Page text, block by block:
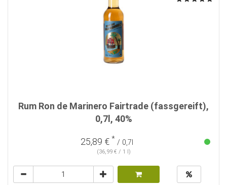
Rum Ron de Marinero Fairtrade (fassgereift),
0,7l, 40%
25,89 € * / 0,7l
(36,99 € / 1 l)